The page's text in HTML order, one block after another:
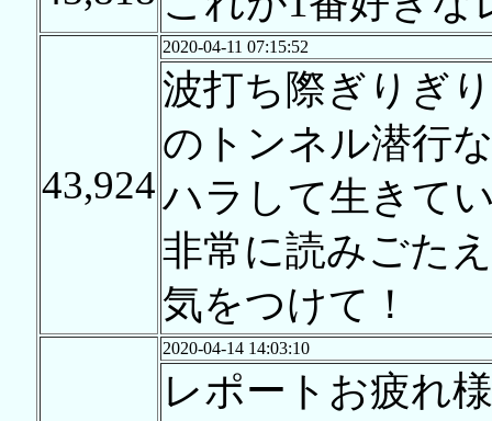
43,924
2020-04-11 07:15:52
波打ち際ぎりぎ
のトンネル潜行
ハラして生きて
非常に読みごた
気をつけて！
2020-04-14 14:03:10
レポートお疲れ